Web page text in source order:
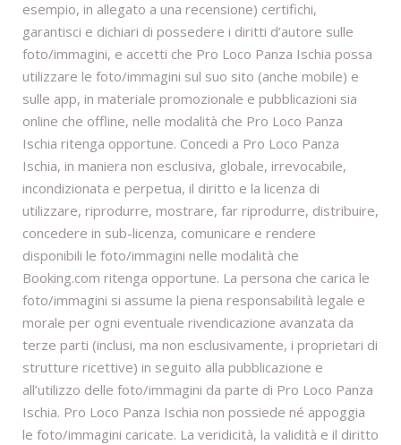
esempio, in allegato a una recensione) certifichi,
garantisci e dichiari di possedere i diritti d’autore sulle
foto/immagini, e accetti che Pro Loco Panza Ischia possa
utilizzare le foto/immagini sul suo sito (anche mobile) e
sulle app, in materiale promozionale e pubblicazioni sia
online che offline, nelle modalità che Pro Loco Panza
Ischia ritenga opportune. Concedi a Pro Loco Panza
Ischia, in maniera non esclusiva, globale, irrevocabile,
incondizionata e perpetua, il diritto e la licenza di
utilizzare, riprodurre, mostrare, far riprodurre, distribuire,
concedere in sub-licenza, comunicare e rendere
disponibili le foto/immagini nelle modalità che
Booking.com ritenga opportune. La persona che carica le
foto/immagini si assume la piena responsabilità legale e
morale per ogni eventuale rivendicazione avanzata da
terze parti (inclusi, ma non esclusivamente, i proprietari di
strutture ricettive) in seguito alla pubblicazione e
all’utilizzo delle foto/immagini da parte di Pro Loco Panza
Ischia. Pro Loco Panza Ischia non possiede né appoggia
le foto/immagini caricate. La veridicità, la validità e il diritto